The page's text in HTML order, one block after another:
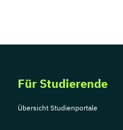
Für Studierende
Übersicht Studienportale